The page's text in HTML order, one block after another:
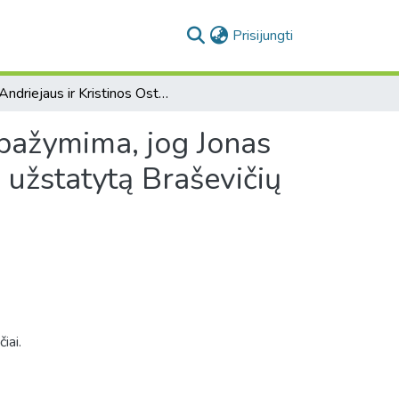
Prisijungti
[Andriejaus ir Kristinos Ostrovskių raštas, kuriame pažymima, jog Jonas Karolis Naruševičius grąžino skolą ir atgavo teises į užstatytą Braševičių dvaro žemės sklypą ir karčemą]
jog Jonas
Braševičių